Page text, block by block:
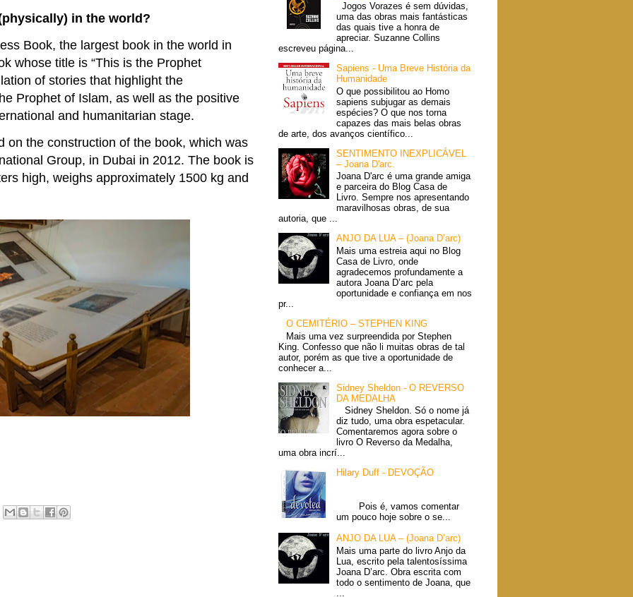
in the world?
Book, the largest book in the world in
whose title is “This is the Prophet
of stories that highlight the
Prophet of Islam, as well as the positive
and humanitarian stage.
on the construction of the book, which was
Group, in Dubai in 2012. The book is
high, weighs approximately 1500 kg and
Jogos Vorazes é sem dúvidas,
uma das obras mais fantásticas
das quais tive a honra de
apreciar. Suzanne Collins
escreveu página...
Sapiens - Uma Breve História da
Humanidade
O que possibilitou ao Homo
sapiens subjugar as demais
espécies? O que nos torna
capazes das mais belas obras
de arte, dos avanços científico...
SENTIMENTO INEXPLICÁVEL
– Joana D'arc.
Joana D'arc é uma grande amiga
e parceira do Blog Casa de
Livro. Sempre nos apresentando
maravilhosas obras, de sua
autoria, que ...
ANJO DA LUA – (Joana D’arc)
Mais uma estreia aqui no Blog
Casa de Livro, onde
agradecemos profundamente a
autora Joana D’arc pela
oportunidade e confiança em nos
pr...
O CEMITÉRIO – STEPHEN KING
Mais uma vez surpreendida por Stephen
King. Confesso que não li muitas obras de tal
autor, porém as que tive a oportunidade de
conhecer a...
Sidney Sheldon - O REVERSO
DA MEDALHA
Sidney Sheldon. Só o nome já
diz tudo, uma obra espetacular.
Comentaremos agora sobre o
livro O Reverso da Medalha,
uma obra incrí...
Hilary Duff - DEVOÇÃO
Pois é, vamos comentar
um pouco hoje sobre o se...
ANJO DA LUA – (Joana D’arc)
Mais uma parte do livro Anjo da
Lua, escrito pela talentosíssima
Joana D’arc. Obra escrita com
todo o sentimento de Joana, que